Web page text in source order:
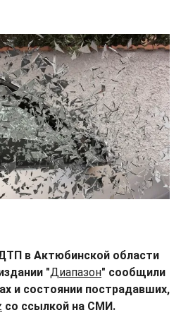
в Актюбинской области
"Диапазон" сообщили
и состоянии пострадавших,
со ссылкой на СМИ.